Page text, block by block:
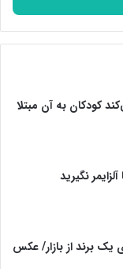
کودکان به آن مبتلا
نگیرید
برند از بازار/ عکس